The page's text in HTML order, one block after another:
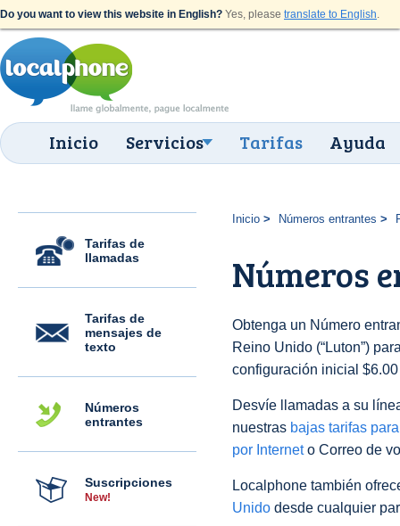
Do you want to view this website in English? Yes, please translate to English.
Inicio Servicios Tarifas Ayuda
Tarifas de
llamadas
Tarifas de
mensajes de
texto
Números
entrantes
Suscripciones
New!
Inicio Números entrantes
Números
Obtenga un Número
Reino Unido (“Luton”)
configuración inicial
Desvíe llamadas a su
nuestras bajas tarifas
por Interneto Correo de
Localphone también
Unido desde cualquier